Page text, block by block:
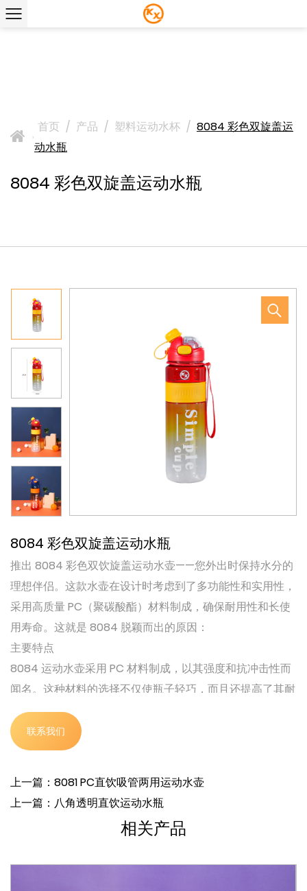
>
首页 / 产品 / 塑料运动水杯 / 8084 彩色双旋盖运
动水瓶
8084 彩色双旋盖运动水瓶
8084 彩色双旋盖运动水瓶
推出 8084 彩色双饮旋盖运动水壶——您外出时保持水分的
理想伴侣。这款水壶在设计时考虑到了多功能性和实用性，
采用高质量 PC（聚碳酸酯）材料制成，确保耐用性和长使
用寿命。这就是 8084 脱颖而出的原因：
主要特点
8084 运动水壶采用 PC 材料制成，以其强度和抗冲击性而
闻名。这种材料的选择不仅使瓶子轻巧，而且还提高了其耐
用性。PC 材料也不含 BPA，确保您的饮料保持安全且不含
有害化学物质。
容量和重量
提供充足的水分。重量仅为 166 克，非常容易携带，适合运
动、旅行或日常使用。
联系我们
上一篇：8081 PC直饮吸管两用运动水壶
上一篇：八角透明直饮运动水瓶
相关产品